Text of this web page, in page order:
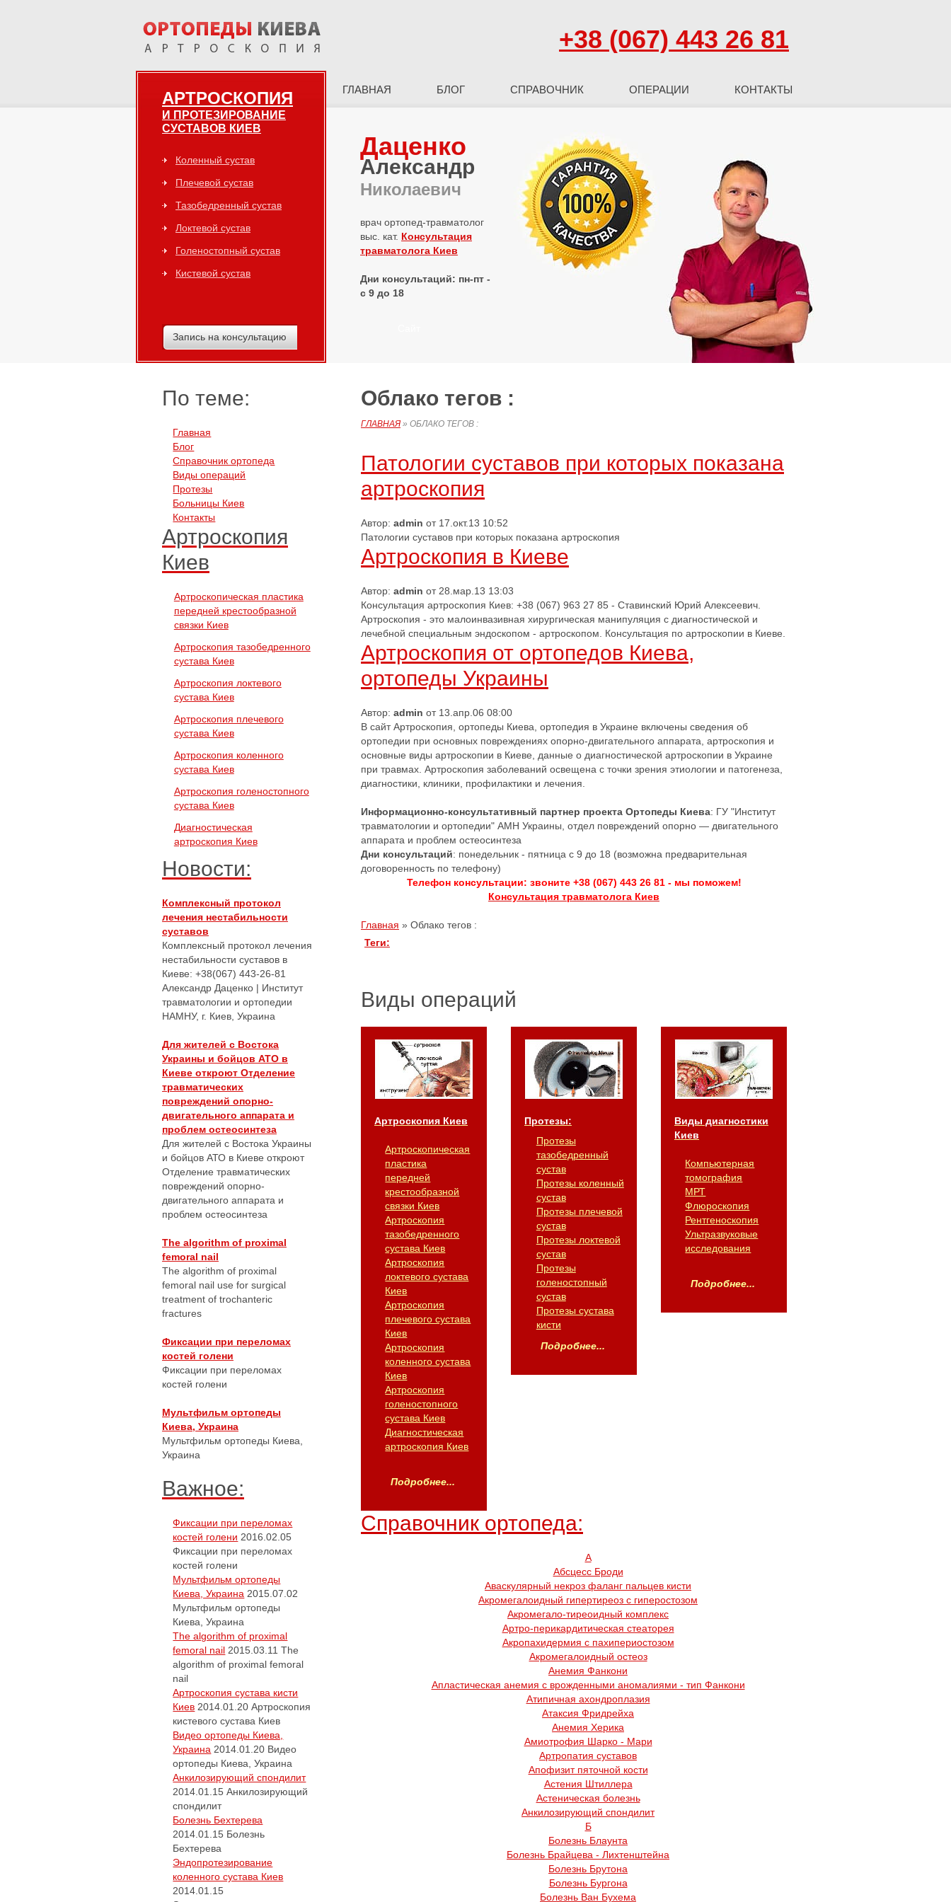
+38 (067) 443 26 81
ГЛАВНАЯ БЛОГ СПРАВОЧНИК ОПЕРАЦИИ КОНТАКТЫ
АРТРОСКОПИЯ
И ПРОТЕЗИРОВАНИЕ
СУСТАВОВ КИЕВ
Коленный сустав
Плечевой сустав
Тазобедренный сустав
Локтевой сустав
Голеностопный сустав
Кистевой сустав
Запись на консультацию
Даценко
Александр
Николаевич
врач ортопед-травматолог
выс. кат. Консультация
травматолога Киев
Дни консультаций: пн-пт -
с 9 до 18
По теме:
Главная
Блог
Справочник ортопеда
Виды операций
Протезы
Больницы Киев
Контакты
Артроскопия
Киев
Артроскопическая пластика
передней крестообразной
связки Киев
Артроскопия тазобедренного
сустава Киев
Артроскопия локтевого
сустава Киев
Артроскопия плечевого
сустава Киев
Артроскопия коленного
сустава Киев
Артроскопия голеностопного
сустава Киев
Диагностическая
артроскопия Киев
Новости:
Комплексный протокол
лечения нестабильности
суставов
Комплексный протокол лечения
нестабильности суставов в
Киеве: +38(067) 443-26-81
Александр Даценко | Институт
травматологии и ортопедии
НАМНУ, г. Киев, Украина
Для жителей с Востока
Украины и бойцов АТО в
Киеве откроют Отделение
травматических
повреждений опорно-
двигательного аппарата и
проблем остеосинтеза
Для жителей с Востока Украины
и бойцов АТО в Киеве откроют
Отделение травматических
повреждений опорно-
двигательного аппарата и
проблем остеосинтеза
The algorithm of proximal
femoral nail
The algorithm of proximal
femoral nail use for surgical
treatment of trochanteric
fractures
Фиксации при переломах
костей голени
Фиксации при переломах
костей голени
Мультфильм ортопеды
Киева, Украина
Мультфильм ортопеды Киева,
Украина
Важное:
Фиксации при переломах
костей голени 2016.02.05
Фиксации при переломах
костей голени
Мультфильм ортопеды
Киева, Украина 2015.07.02
Мультфильм ортопеды
Киева, Украина
The algorithm of proximal
femoral nail 2015.03.11 The
algorithm of proximal femoral
nail
Артроскопия сустава кисти
Киев 2014.01.20 Артроскопия
кистевого сустава Киев
Видео ортопеды Киева,
Украина 2014.01.20 Видео
ортопеды Киева, Украина
Анкилозирующий спондилит
2014.01.15 Анкилозирующий
спондилит
Болезнь Бехтерева
2014.01.15 Болезнь
Бехтерева
Эндопротезирование
коленного сустава Киев
2014.01.15
Облако тегов :
ГЛАВНАЯ » ОБЛАКО ТЕГОВ :
Патологии суставов при которых показана
артроскопия
Автор: admin от 17.окт.13 10:52
Патологии суставов при которых показана артроскопия
Артроскопия в Киеве
Автор: admin от 28.мар.13 13:03
Консультация артроскопия Киев: +38 (067) 963 27 85 - Ставинский Юрий Алексеевич.
Артроскопия - это малоинвазивная хирургическая манипуляция с диагностической и
лечебной специальным эндоскопом - артроскопом. Консультация по артроскопии в Киеве.
Артроскопия от ортопедов Киева,
ортопеды Украины
Автор: admin от 13.апр.06 08:00
В сайт Артроскопия, ортопеды Киева, ортопедия в Украине включены сведения об
ортопедии при основных повреждениях опорно-двигательного аппарата, артроскопия и
основные виды артроскопии в Киеве, данные о диагностической артроскопии в Украине
при травмах. Артроскопия заболеваний освещена с точки зрения этиологии и патогенеза,
диагностики, клиники, профилактики и лечения.
Информационно-консультативный партнер проекта Ортопеды Киева: ГУ "Институт
травматологии и ортопедии" АМН Украины, отдел повреждений опорно — двигательного
аппарата и проблем остеосинтеза
Дни консультаций: понедельник - пятница с 9 до 18 (возможна предварительная
договоренность по телефону)
Телефон консультации: звоните +38 (067) 443 26 81 - мы поможем!
Консультация травматолога Киев
Главная » Облако тегов :
Теги:
Виды операций
Артроскопия Киев
Артроскопическая
пластика
передней
крестообразной
связки Киев
Артроскопия
тазобедренного
сустава Киев
Артроскопия
локтевого сустава
Киев
Артроскопия
плечевого сустава
Киев
Артроскопия
коленного сустава
Киев
Артроскопия
голеностопного
сустава Киев
Диагностическая
артроскопия Киев
Подробнее...
Протезы:
Протезы
тазобедренный
сустав
Протезы коленный
сустав
Протезы плечевой
сустав
Протезы локтевой
сустав
Протезы
голеностопный
сустав
Протезы сустава
кисти
Подробнее...
Виды диагностики
Киев
Компьютерная
томография
МРТ
Флюроскопия
Рентгеноскопия
Ультразвуковые
исследования
Подробнее...
Справочник ортопеда:
А
Абсцесс Броди
Аваскулярный некроз фаланг пальцев кисти
Акромегалоидный гипертиреоз с гиперостозом
Акромегало-тиреоидный комплекс
Артро-перикардитическая стеаторея
Акропахидермия с пахипериостозом
Акромегалоидный остеоз
Анемия Фанкони
Апластическая анемия с врожденными аномалиями - тип Фанкони
Атипичная ахондроплазия
Атаксия Фридрейха
Анемия Херика
Амиотрофия Шарко - Мари
Артропатия суставов
Апофизит пяточной кости
Астения Штиллера
Астеническая болезнь
Анкилозирующий спондилит
Б
Болезнь Блаунта
Болезнь Брайцева - Лихтенштейна
Болезнь Брутона
Болезнь Бургона
Болезнь Ван Бухема